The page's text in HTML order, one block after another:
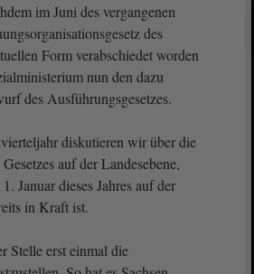
im Juni des vergangenen
des
Form verabschiedet worden
nun den dazu
des Ausführungsgesetzes.
diskutieren wir über die
auf der Landesebene,
Januar dieses Jahres auf der
in Kraft ist.
Stelle erst einmal die